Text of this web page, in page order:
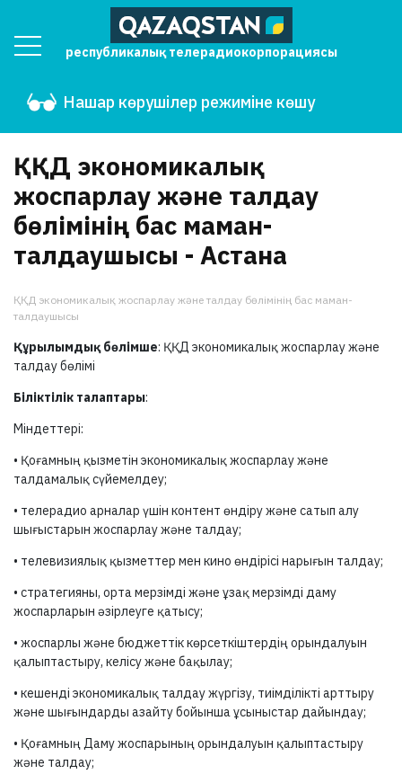
республикалық телерадиокорпорациясы
Нашар көрушілер режиміне көшу
ҚҚД экономикалық
жоспарлау және талдау
бөлімінің бас маман-
талдаушысы - Астана
ҚҚД экономикалық жоспарлау және талдау бөлімінің бас маман-
талдаушысы
Құрылымдық бөлімше: ҚҚД экономикалық жоспарлау және
талдау бөлімі
Біліктілік талаптары:
Міндеттері:
• Қоғамның қызметін экономикалық жоспарлау және
талдамалық сүйемелдеу;
• телерадио арналар үшін контент өндіру және сатып алу
шығыстарын жоспарлау және талдау;
• телевизиялық қызметтер мен кино өндірісі нарығын талдау;
• стратегияны, орта мерзімді және ұзақ мерзімді даму
жоспарларын әзірлеуге қатысу;
• жоспарлы және бюджеттік көрсеткіштердің орындалуын
қалыптастыру, келісу және бақылау;
• кешенді экономикалық талдау жүргізу, тиімділікті арттыру
және шығындарды азайту бойынша ұсыныстар дайындау;
• Қоғамның Даму жоспарының орындалуын қалыптастыру
және талдау;